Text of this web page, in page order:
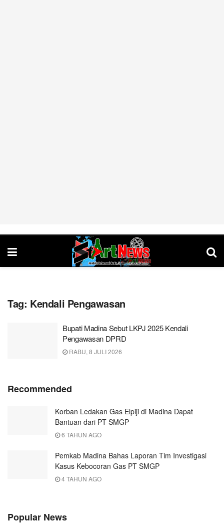
Tag: Kendali Pengawasan
Bupati Madina Sebut LKPJ 2025 Kendali
Pengawasan DPRD
RABU, 8 JULI 2026
Recommended
Korban Ledakan Gas Elpiji di Madina Dapat
Bantuan dari PT SMGP
6 TAHUN AGO
Pemkab Madina Bahas Laporan Tim Investigasi
Kasus Kebocoran Gas PT SMGP
4 TAHUN AGO
Popular News